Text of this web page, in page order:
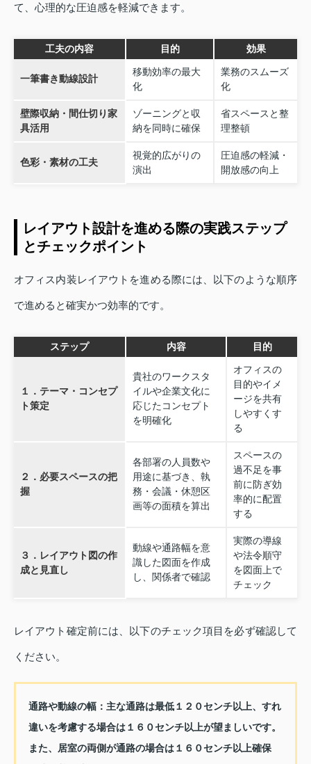
て、心理的な圧迫感を軽減できます。
工夫の内容 目的 効果
一筆書き動線設計
移動効率の最大
化
業務のスムーズ
化
壁際収納・間仕切り家
具活用
ゾーニングと収
納を同時に確保
省スペースと整
理整頓
色彩・素材の工夫
視覚的広がりの
演出
圧迫感の軽減・
開放感の向上
レイアウト設計を進める際の実践ステップ
とチェックポイント
オフィス内装レイアウトを進める際には、以下のような順序
で進めると確実かつ効率的です。
ステップ 内容 目的
１．テーマ・コンセプ
ト策定
貴社のワークスタ
イルや企業文化に
応じたコンセプト
を明確化
オフィスの
目的やイメ
ージを共有
しやすくす
る
２．必要スペースの把
握
各部署の人員数や
用途に基づき、執
務・会議・休憩区
画等の面積を算出
スペースの
過不足を事
前に防ぎ効
率的に配置
する
３．レイアウト図の作
成と見直し
動線や通路幅を意
識した図面を作成
し、関係者で確認
実際の導線
や法令順守
を図面上で
チェック
レイアウト確定前には、以下のチェック項目を必ず確認して
ください。
通路や動線の幅：主な通路は最低１２０センチ以上、すれ
違いを考慮する場合は１６０センチ以上が望ましいです。
また、居室の両側が通路の場合は１６０センチ以上確保